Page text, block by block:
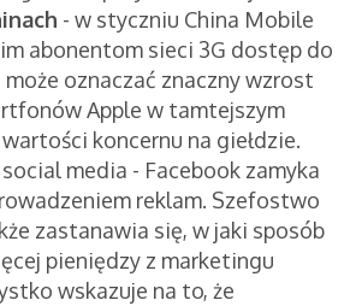
- w styczniu China Mobile
abonentom sieci 3G dostęp do
może oznaczać znaczny wzrost
Apple w tamtejszym
koncernu na giełdzie.
media - Facebook zamyka
reklam. Szefostwo
zastanawia się, w jaki sposób
pieniędzy z marketingu
wskazuje na to, że